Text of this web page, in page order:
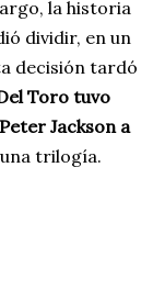
la historia
dividir, en un
decisión tardó
Toro tuvo
Jackson a
trilogía.